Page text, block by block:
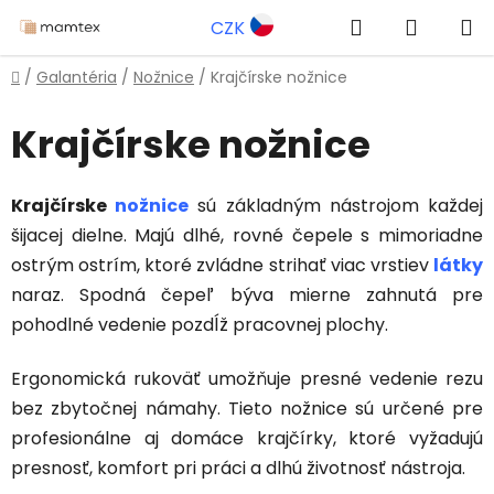
na
obsah
CZK Hľadať
KOŠÍK
Domov
/ Galantéria / Nožnice / Krajčírske nožnice
Krajčírske nožnice
Krajčírske nožnice sú základným nástrojom každej
šijacej dielne. Majú dlhé, rovné čepele s mimoriadne
ostrým ostrím, ktoré zvládne strihať viac vrstiev látky
naraz. Spodná čepeľ býva mierne zahnutá pre
pohodlné vedenie pozdĺž pracovnej plochy.
Ergonomická rukoväť umožňuje presné vedenie rezu
bez zbytočnej námahy. Tieto nožnice sú určené pre
profesionálne aj domáce krajčírky, ktoré vyžadujú
presnosť, komfort pri práci a dlhú životnosť nástroja.